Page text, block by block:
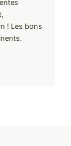
! Les bons